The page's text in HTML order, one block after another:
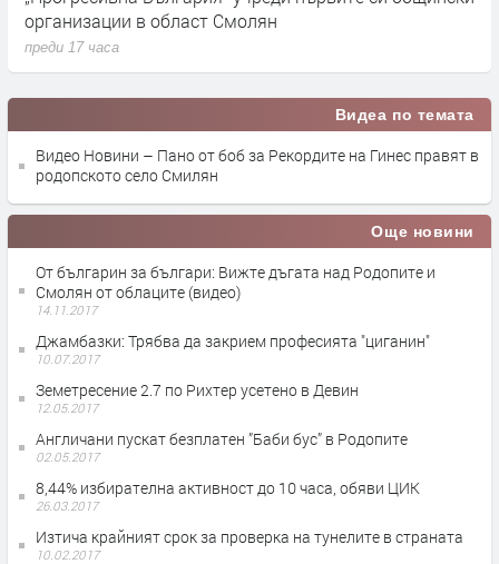
организации в област Смолян
преди 17 часа
Видеа по темата
Видео Новини – Пано от боб за Рекордите на Гинес правят в
родопското село Смилян
Още новини
Oт българин за българи: Вижте дъгата над Родопите и
Смолян от облаците (видео)
14.11.2017
Джамбазки: Трябва да закрием професията "циганин"
10.07.2017
Земетресение 2.7 по Рихтер усетено в Девин
12.05.2017
Англичани пускат безплатен ”Баби бус” в Родопите
02.05.2017
8,44% избирателна активност до 10 часа, обяви ЦИК
26.03.2017
Изтича крайният срок за проверка на тунелите в страната
10.02.2017